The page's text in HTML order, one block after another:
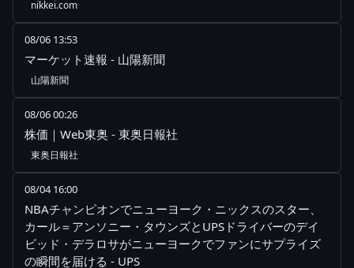
nikkei.com
08/06 13:53
マーケット速報 - 山陽新聞
山陽新聞
08/06 00:26
株価｜Web東奥 - 東奥日報社
東奥日報社
08/04 16:00
NBAチャンピオンでニューヨーク・ニックスのスター、
カール＝アンソニー・タウンズとUPSドライバーのデイ
ビッド・デラロサがニューヨークでファンにサプライズ
の瞬間を届ける - UPS